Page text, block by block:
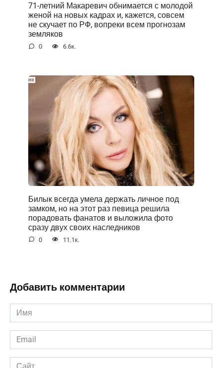
71-летний Макаревич обнимается с молодой
женой на новых кадрах и, кажется, совсем
не скучает по РФ, вопреки всем прогнозам
земляков
0 6.6к.
Билык всегда умела держать личное под
замком, но на этот раз певица решила
порадовать фанатов и выложила фото
сразу двух своих наследников
0 11.1к.
Добавить комментарии
Имя
*
Email
*
Сайт